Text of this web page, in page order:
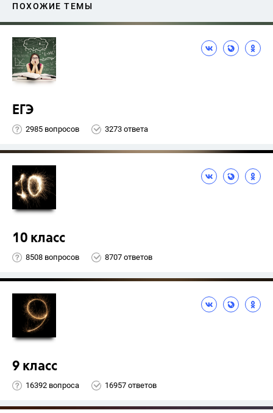
ПОХОЖИЕ ТЕМЫ
ЕГЭ
2985 вопросов 3273 ответа
10 класс
8508 вопросов 8707 ответов
9 класс
16392 вопроса 16957 ответов